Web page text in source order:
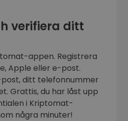
verifiera ditt
appen. Registrera
Apple eller e-post.
ditt telefonnummer
Grattis, du har låst upp
i Kriptomat-
några minuter!